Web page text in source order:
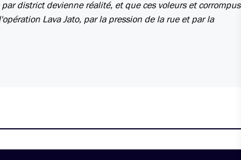
district devienne réalité, et que ces voleurs et corrompus
Lava Jato, par la pression de la rue et par la